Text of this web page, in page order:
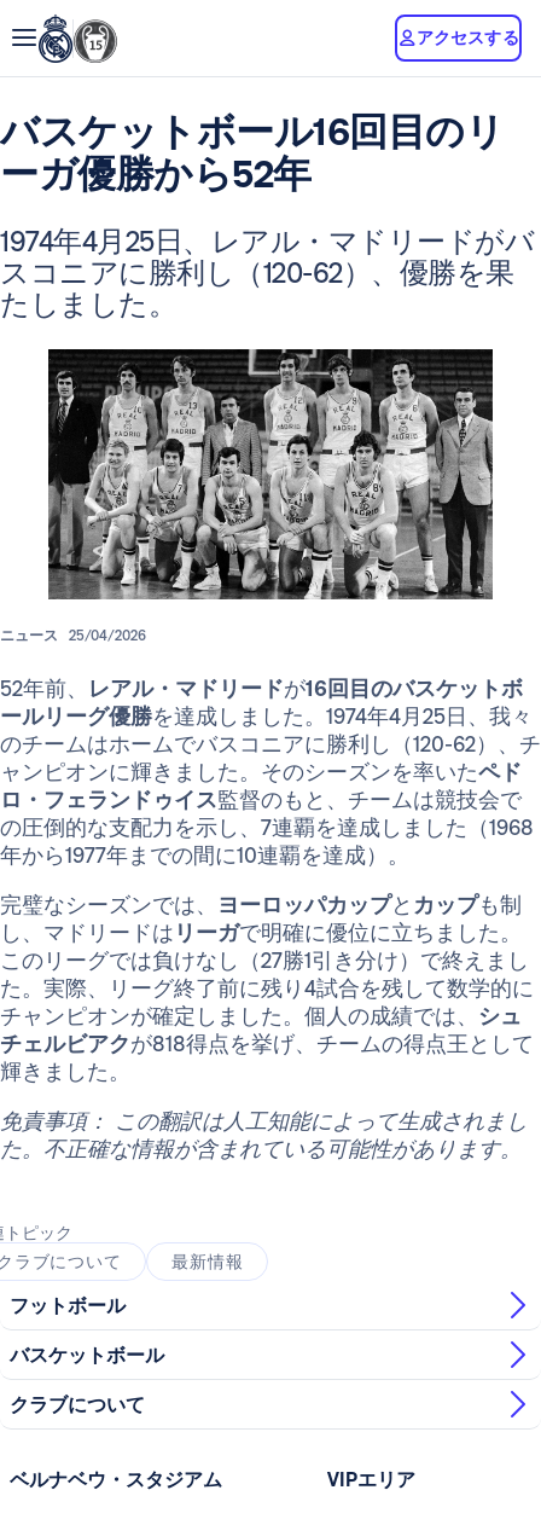
アクセスする
バスケットボール16回目のリ
ーガ優勝から52年
1974年4月25日、レアル・マドリードがバ
スコニアに勝利し（120-62）、優勝を果
たしました。
ニュース 25/04/2026
52年前、 レアル・マドリードが16回目のバスケットボ
ールリーグ優勝を達成しました。1974年4月25日、我々
のチームはホームでバスコニアに勝利し（120-62）、チ
ャンピオンに輝きました。そのシーズンを率いたペド
ロ・フェランドゥイス監督のもと、チームは競技会で
の圧倒的な支配力を示し、7連覇を達成しました（1968
年から1977年までの間に10連覇を達成）。
完璧なシーズンでは、 ヨーロッパカップと カップも制
し、マドリードは リーガで明確に優位に立ちました。
このリーグでは負けなし（27勝1引き分け）で終えまし
た。実際、リーグ終了前に残り4試合を残して数学的に
チャンピオンが確定しました。個人の成績では、 シュ
チェルビアクが818得点を挙げ、チームの得点王として
輝きました。
免責事項： この翻訳は人工知能によって生成されまし
た。不正確な情報が含まれている可能性があります。
トピック
ラブについて
最新情報
フットボール
バスケットボール
クラブについて
ベルナベウ・スタジアム VIPエリア